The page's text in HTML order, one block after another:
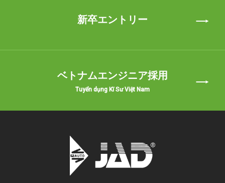
新卒エントリー
ベトナムエンジニア採用
Tuyển dụng Kĩ Sư Việt Nam